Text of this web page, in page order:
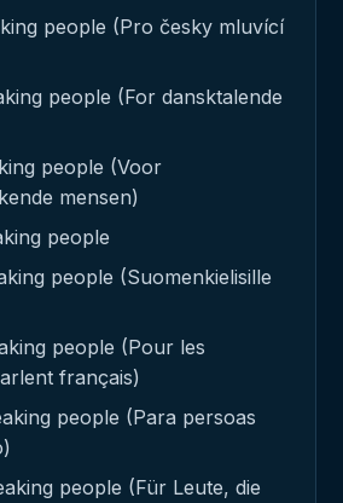
people (Pro česky mluvící
people (For dansktalende
people (Voor
mensen)
people
people (Suomenkielisille
people (Pour les
français)
people (Para persoas
people (Für Leute, die